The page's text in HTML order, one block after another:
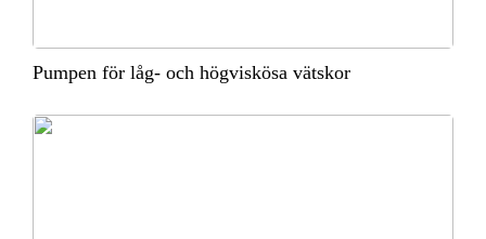
Pumpen för låg- och högviskösa vätskor